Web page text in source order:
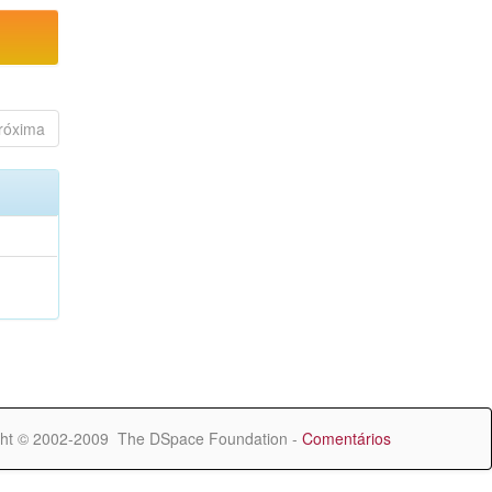
© 2002-2009 The DSpace Foundation - Comentários